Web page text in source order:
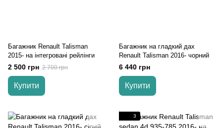
Багажник Renault Talisman
2015- на інтегровані рейлінги
2 500 грн 2 700 грн
Купити
Багажник на гладкий дах
Renault Talisman 2016- чорний
6 440 грн
Купити
3